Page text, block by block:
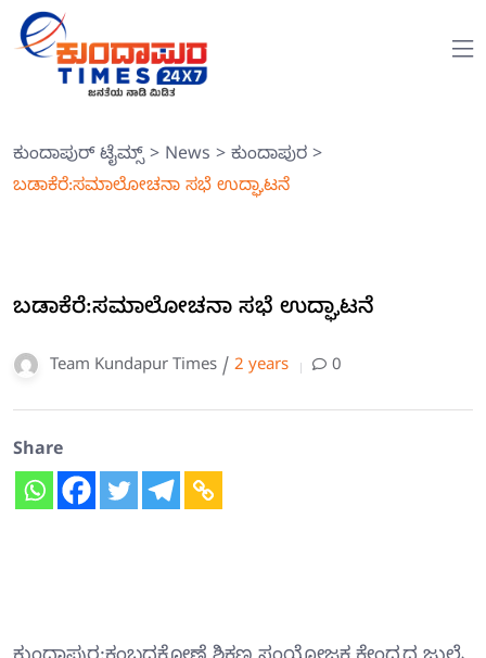
ಕುಂದಾಪುರ್ ಟೈಮ್ಸ್> News > ಕುಂದಾಪುರ >
ಬಡಾಕೆರೆ:ಸಮಾಲೋಚನಾ ಸಭೆ ಉದ್ಘಾಟನೆ
ಬಡಾಕೆರೆ:ಸಮಾಲೋಚನಾ ಸಭೆ ಉದ್ಘಾಟನೆ
Team Kundapur Times / 2 years 0
Share